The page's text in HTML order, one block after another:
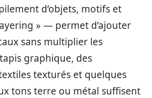
d’objets, motifs et
» — permet d’ajouter
sans multiplier les
graphique, des
texturés et quelques
tons terre ou métal suffisent